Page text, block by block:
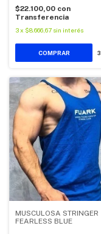
$22.100,00 con
Transferencia
3x $8.666,67 sin interés
COMPRAR 3
MUSCULOSA STRINGER
FEARLESS BLUE